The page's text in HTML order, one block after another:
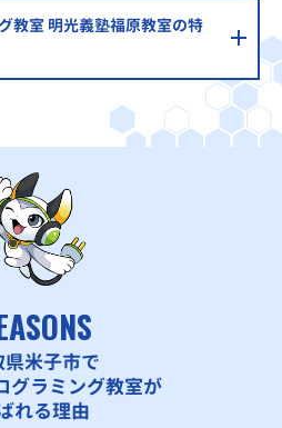
教室 明光義塾福原教室の特
県米子市で
グラミング教室が
れる理由